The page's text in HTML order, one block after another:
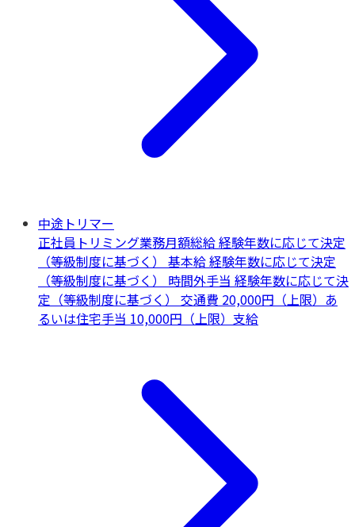
中途トリマー
正社員 トリミング業務月額総給 経験年数に応じて決定
（等級制度に基づく） 基本給 経験年数に応じて決定
（等級制度に基づく） 時間外手当 経験年数に応じて決
定（等級制度に基づく） 交通費 20,000円（上限）あ
るいは住宅手当 10,000円（上限）支給